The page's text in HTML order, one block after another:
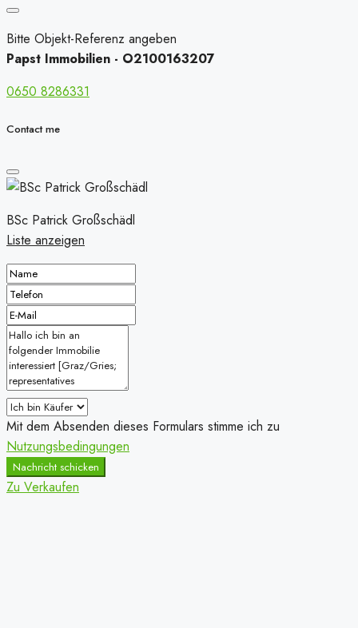
Bitte Objekt-Referenz angeben
Papst Immobilien - O2100163207
0650 8286331
Contact me
BSc Patrick Großschädl
Liste anzeigen
Mit dem Absenden dieses Formulars stimme ich zu
Nutzungsbedingungen
Nachricht schicken
Zu Verkaufen